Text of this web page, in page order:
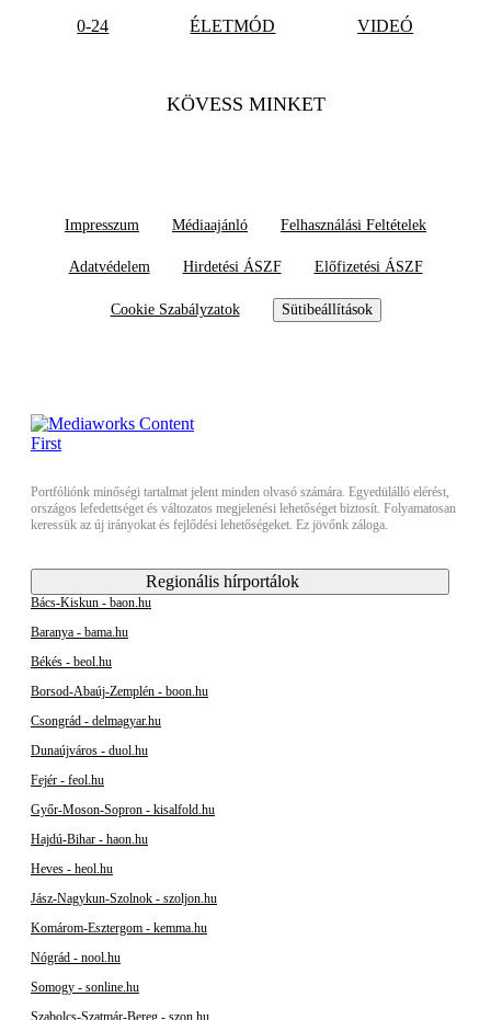
0-24 ÉLETMÓD VIDEÓ
KÖVESS MINKET
Impresszum Médiaajánló Felhasználási Feltételek
Adatvédelem Hirdetési ÁSZF Előfizetési ÁSZF
Cookie Szabályzatok Sütibeállítások
Portfóliónk minőségi tartalmat jelent minden olvasó számára. Egyedülálló elérést,
országos lefedettséget és változatos megjelenési lehetőséget biztosít. Folyamatosan
keressük az új irányokat és fejlődési lehetőségeket. Ez jövőnk záloga.
Regionális hírportálok
Bács-Kiskun - baon.hu
Baranya - bama.hu
Békés - beol.hu
Borsod-Abaúj-Zemplén - boon.hu
Csongrád - delmagyar.hu
Dunaújváros - duol.hu
Fejér - feol.hu
Győr-Moson-Sopron - kisalfold.hu
Hajdú-Bihar - haon.hu
Heves - heol.hu
Jász-Nagykun-Szolnok - szoljon.hu
Komárom-Esztergom - kemma.hu
Nógrád - nool.hu
Somogy - sonline.hu
Szabolcs-Szatmár-Bereg - szon.hu